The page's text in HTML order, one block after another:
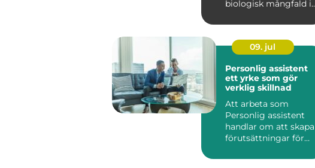
biologisk mångfald i
09. jul
Personlig assistent
ett yrke som gör
verklig skillnad
Att arbeta som
Personlig assistent
handlar om att skapa
förutsättningar för
vä...